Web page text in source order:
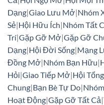
Dạng|Giao Lưu Mở|Nhóm
Sẻ|Hội Hữu Ích|Nhóm Tất
Trí|Gặp Gỡ Mở|Gặp Gỡ
Dạng|Hội Đời Sống|Mạng
Đồng Mở|Nhóm Bạn Hữu|
Hỏi|Giao Tiếp Mở|Hội
Chung|Bạn Bè Tự Do|
Hoạt Động|Gặp Gỡ Tất Cả|